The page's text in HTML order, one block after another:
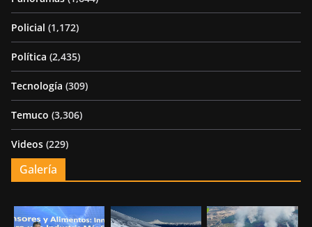
Policial (1,172)
Política (2,435)
Tecnología (309)
Temuco (3,306)
Videos (229)
Galería